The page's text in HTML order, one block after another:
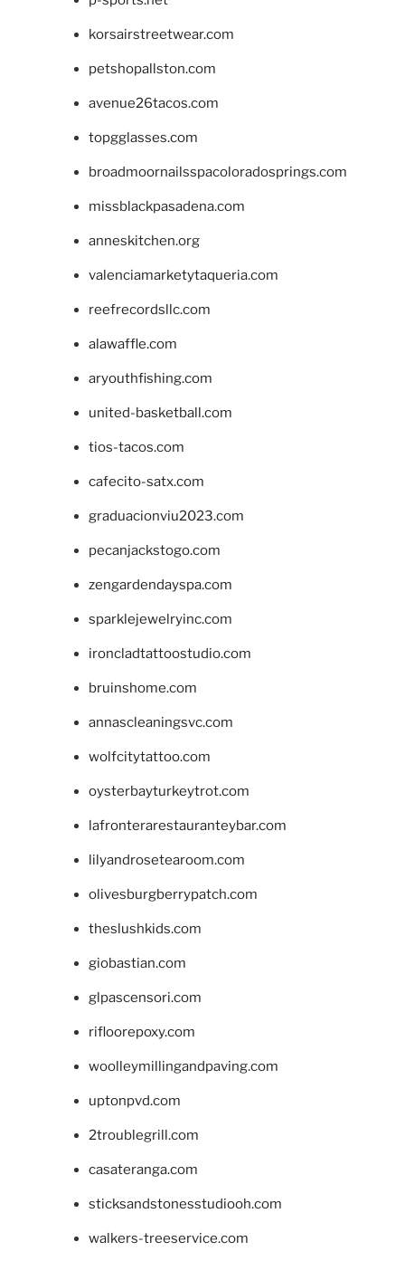
korsairstreetwear.com
petshopallston.com
avenue26tacos.com
topgglasses.com
broadmoornailsspacoloradosprings.com
missblackpasadena.com
anneskitchen.org
valenciamarketytaqueria.com
reefrecordsllc.com
alawaffle.com
aryouthfishing.com
united-basketball.com
tios-tacos.com
cafecito-satx.com
graduacionviu2023.com
pecanjackstogo.com
zengardendayspa.com
sparklejewelryinc.com
ironcladtattoostudio.com
bruinshome.com
annascleaningsvc.com
wolfcitytattoo.com
oysterbayturkeytrot.com
lafronterarestauranteybar.com
lilyandrosetearoom.com
olivesburgberrypatch.com
theslushkids.com
giobastian.com
glpascensori.com
rifloorepoxy.com
woolleymillingandpaving.com
uptonpvd.com
2troublegrill.com
casateranga.com
sticksandstonesstudiooh.com
walkers-treeservice.com